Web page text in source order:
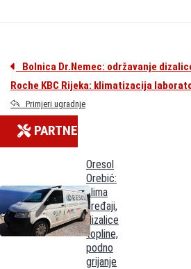
Bolnica Dr.Nemec: održavanje
Roche KBC Rijeka: klimatizacija
Primjeri ugradnje
PARTNERI
Oresol
Orebić:
klima
uređaji,
dizalice
topline,
podno
grijanje